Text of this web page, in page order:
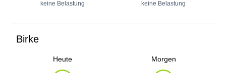
keine Belastung keine Belastung
Birke
Heute Morgen